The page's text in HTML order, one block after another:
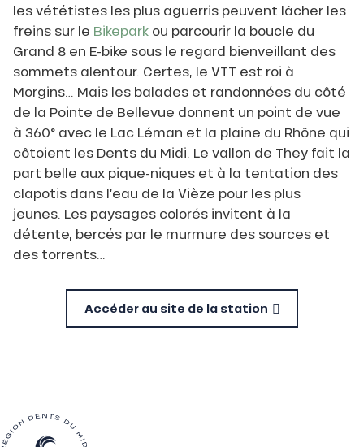
les vététistes les plus aguerris peuvent lâcher les
freins sur le Bikepark ou parcourir la boucle du
Grand 8 en E-bike sous le regard bienveillant des
sommets alentour. Certes, le VTT est roi à
Morgins… Mais les balades et randonnées du côté
de la Pointe de Bellevue donnent un point de vue
à 360° avec le Lac Léman et la plaine du Rhône qui
côtoient les Dents du Midi. Le vallon de They fait la
part belle aux pique-niques et à la tentation des
clapotis dans l’eau de la Vièze pour les plus
jeunes. Les paysages colorés invitent à la
détente, bercés par le murmure des sources et
des torrents…
Accéder au site de la station